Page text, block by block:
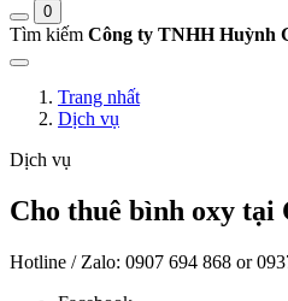
0
Tìm kiếm Công ty TNHH Huỳnh
Trang nhất
Dịch vụ
Dịch vụ
Cho thuê bình oxy tại
Hotline / Zalo: 0907 694 868 or